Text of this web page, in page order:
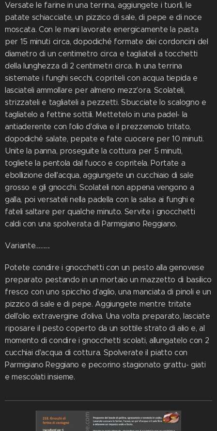
Versate le farine in una terrina, aggiungete i tuorli, le
patate schiacciate, un pizzico di sale, di pepe e di noce
moscata. Con le mani lavorate energicamente la pasta
per 15 minuti circa, dopodiché formate dei cordoncini del
diametro di un centimetro circa e tagliateli a tocchetti
della lunghezza di 2 centimetri circa. In una terrina
sistemate i funghi secchi, copriteli con acqua tiepida e
lasciateli ammollare per almeno mezz'ora. Scolateli,
strizzateli e tagliateli a pezzetti. Sbucciate lo scalogno e
tagliatelo a fettine sottili. Mettetelo in una padel- la
antiaderente con l'olio d'oliva e il prezzemolo tritato,
dopodiché salate, pepate e fate cuocere per 10 minuti.
Unite la panna, proseguite la cottura per 5 minuti,
togliete la pentola dal fuoco e copritela. Portate a
ebollizione dell'acqua, aggiungete un cucchiaio di sale
grosso e gli gnocchi. Scolateli non appena vengono a
galla, poi versateli nella padella con la salsa ai funghi e
fateli saltare per qualche minuto. Servite i gnocchetti
caldi con una spolverata di Parmigiano Reggiano.
Variante...........
Potete condire i gnocchetti con un pesto alla genovese
preparato pestando in un mortaio un mazzetto di basilico
fresco con uno spicchio d'aglio, una manciata di pinoli e un
pizzico di sale e di pepe. Aggiungete mentre tritate
dell'olio extravergine d'oliva. Una volta preparato, lasciate
riposare il pesto coperto da un sottile strato di alio e, al
momento di condire i gnocchetti scolati, allungatelo con 2
cucchiai d'acqua di cottura. Spolverate il piatto con
Parmigiano Reggiano e pecorino stagionato grattu- giati
e mescolati insieme.